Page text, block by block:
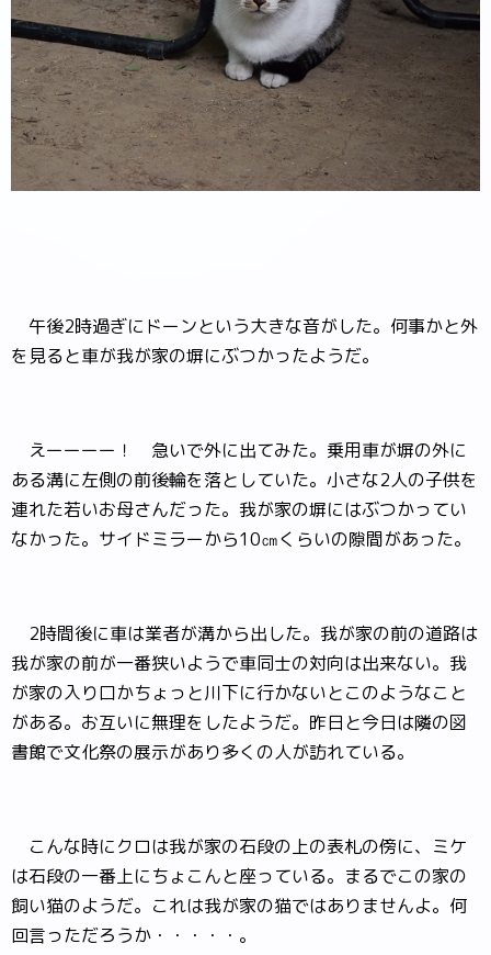
午後2時過ぎにドーンという大きな音がした。何事かと外
を見ると車が我が家の塀にぶつかったようだ。
えーーーー！ 急いで外に出てみた。乗用車が塀の外に
ある溝に左側の前後輪を落としていた。小さな2人の子供を
連れた若いお母さんだった。我が家の塀にはぶつかってい
なかった。サイドミラーから10㎝くらいの隙間があった。
2時間後に車は業者が溝から出した。我が家の前の道路は
我が家の前が一番狭いようで車同士の対向は出来ない。我
が家の入り口かちょっと川下に行かないとこのようなこと
がある。お互いに無理をしたようだ。昨日と今日は隣の図
書館で文化祭の展示があり多くの人が訪れている。
こんな時にクロは我が家の石段の上の表札の傍に、ミケ
は石段の一番上にちょこんと座っている。まるでこの家の
飼い猫のようだ。これは我が家の猫ではありませんよ。何
回言っただろうか・・・・・。